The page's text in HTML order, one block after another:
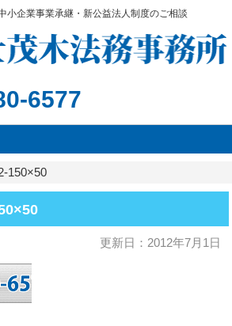
小企業事業承継・新公益法人制度のご相談
6577
150×50
更新日：2012年7月1日